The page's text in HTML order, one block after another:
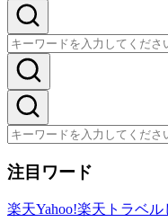
注目ワード
楽天Yahoo!楽天トラベル